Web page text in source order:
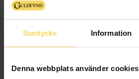
Samtycke Information
Denna webbplats använder cookies
Bredd ca (mm)
Längd ca (cm)
42+3